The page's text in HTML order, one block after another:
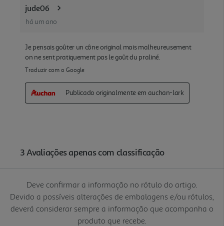
Deve confirmar a informação no rótulo do artigo.
Devido a possíveis alterações de embalagens e/ou rótulos,
deverá considerar sempre a informação que acompanha o
produto que recebe.